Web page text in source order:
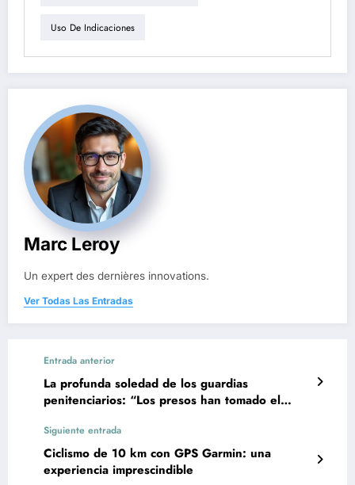
Uso De Indicaciones
Marc Leroy
Un expert des dernières innovations.
Ver Todas Las Entradas
Entrada anterior
La profunda soledad de los guardias
penitenciarios: “Los presos han tomado el
Siguiente entrada
Ciclismo de 10 km con GPS Garmin: una
experiencia imprescindible